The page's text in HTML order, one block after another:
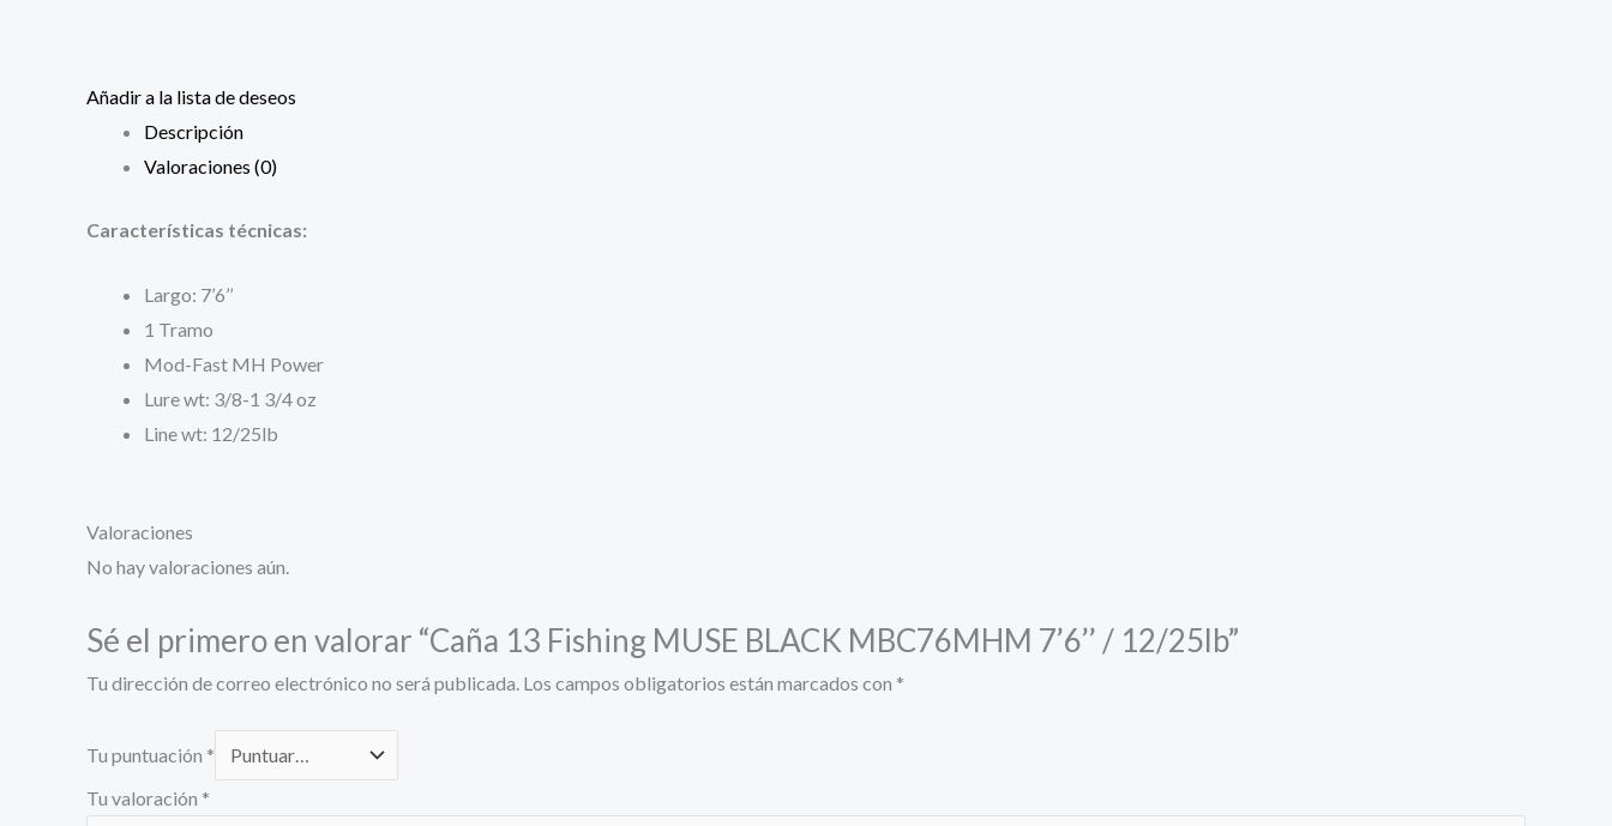
Añadir a la lista de deseos
Descripción
Valoraciones (0)
Características técnicas:
Largo: 7’6’’
1 Tramo
Mod-Fast MH Power
Lure wt: 3/8-1 3/4 oz
Line wt: 12/25lb
Valoraciones
No hay valoraciones aún.
Sé el primero en valorar “Caña 13 Fishing MUSE BLACK MBC76MHM 7’6’’ / 12/25lb”
Tu dirección de correo electrónico no será publicada. Los campos obligatorios están marcados con *
Tu puntuación *
Tu valoración *